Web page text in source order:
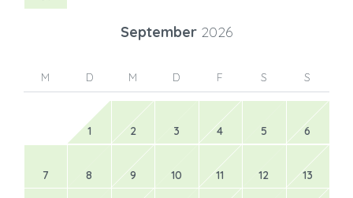
September 2026
M D M D F S S
1 2 3 4 5 6
7 8 9 10 11 12 13